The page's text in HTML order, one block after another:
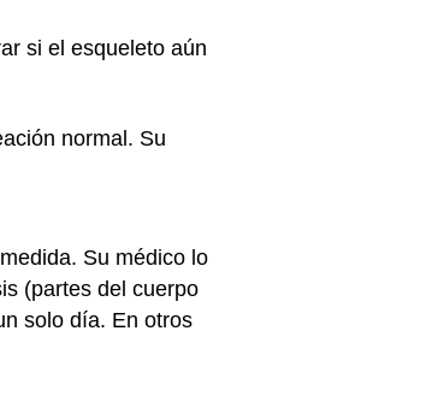
si el esqueleto aún
normal. Su
Su médico lo
(partes del cuerpo
solo día. En otros